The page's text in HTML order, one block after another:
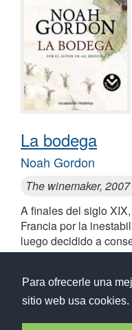
Para ofrecerle una
sitio web usa cookies.
La bodega
Noah Gordon
The winemaker, 2007
A finales del siglo
Francia por la
luego decidido a
familiares